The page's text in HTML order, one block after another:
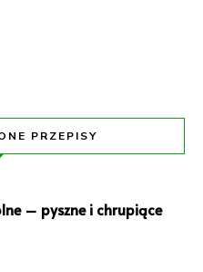
PRZEPISY
– pyszne i chrupiące